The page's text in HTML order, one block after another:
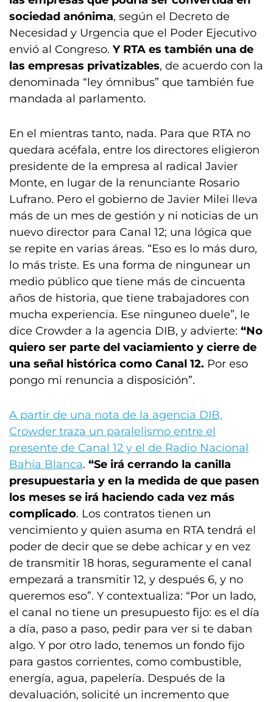
sociedad anónima, según el Decreto de
Necesidad y Urgencia que el Poder Ejecutivo
envió al Congreso. Y RTA es también una de
las empresas privatizables, de acuerdo con la
denominada “ley ómnibus” que también fue
mandada al parlamento.
En el mientras tanto, nada. Para que RTA no
quedara acéfala, entre los directores eligieron
presidente de la empresa al radical Javier
Monte, en lugar de la renunciante Rosario
Lufrano. Pero el gobierno de Javier Milei lleva
más de un mes de gestión y ni noticias de un
nuevo director para Canal 12; una lógica que
se repite en varias áreas. “Eso es lo más duro,
lo más triste. Es una forma de ningunear un
medio público que tiene más de cincuenta
años de historia, que tiene trabajadores con
mucha experiencia. Ese ninguneo duele”, le
dice Crowder a la agencia DIB, y advierte: “No
quiero ser parte del vaciamiento y cierre de
una señal histórica como Canal 12. Por eso
pongo mi renuncia a disposición”.
A partir de una nota de la agencia DIB,
Crowder traza un paralelismo entre el
presente de Canal 12 y el de Radio Nacional
Bahía Blanca. “Se irá cerrando la canilla
presupuestaria y en la medida de que pasen
los meses se irá haciendo cada vez más
complicado. Los contratos tienen un
vencimiento y quien asuma en RTA tendrá el
poder de decir que se debe achicar y en vez
de transmitir 18 horas, seguramente el canal
empezará a transmitir 12, y después 6, y no
queremos eso”. Y contextualiza: “Por un lado,
el canal no tiene un presupuesto fijo: es el día
a día, paso a paso, pedir para ver si te daban
algo. Y por otro lado, tenemos un fondo fijo
para gastos corrientes, como combustible,
energía, agua, papelería. Después de la
devaluación, solicité un incremento que